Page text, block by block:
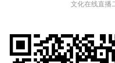
文化在线直播